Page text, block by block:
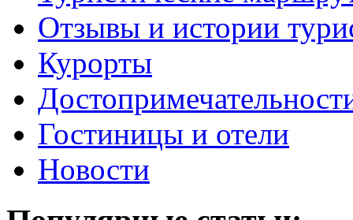
Отзывы и истории
Курорты
Гостиницы и отели
Новости